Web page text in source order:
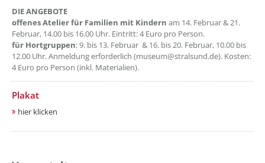
DIE ANGEBOTE
offenes Atelier für Familien mit Kindern am 14. Februar & 21.
Februar, 14.00 bis 16.00 Uhr. Eintritt: 4 Euro pro Person.
für Hortgruppen: 9. bis 13. Februar & 16. bis 20. Februar, 10.00 bis
12.00 Uhr. Anmeldung erforderlich (museum@stralsund.de). Kosten:
4 Euro pro Person (inkl. Materialien).
Plakat
hier klicken